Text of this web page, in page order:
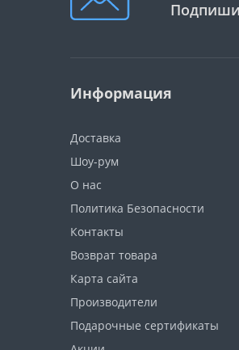
Информация
Доставка
Шоу-рум
О нас
Политика Безопасности
Контакты
Возврат товара
Карта сайта
Производители
Подарочные сертификаты